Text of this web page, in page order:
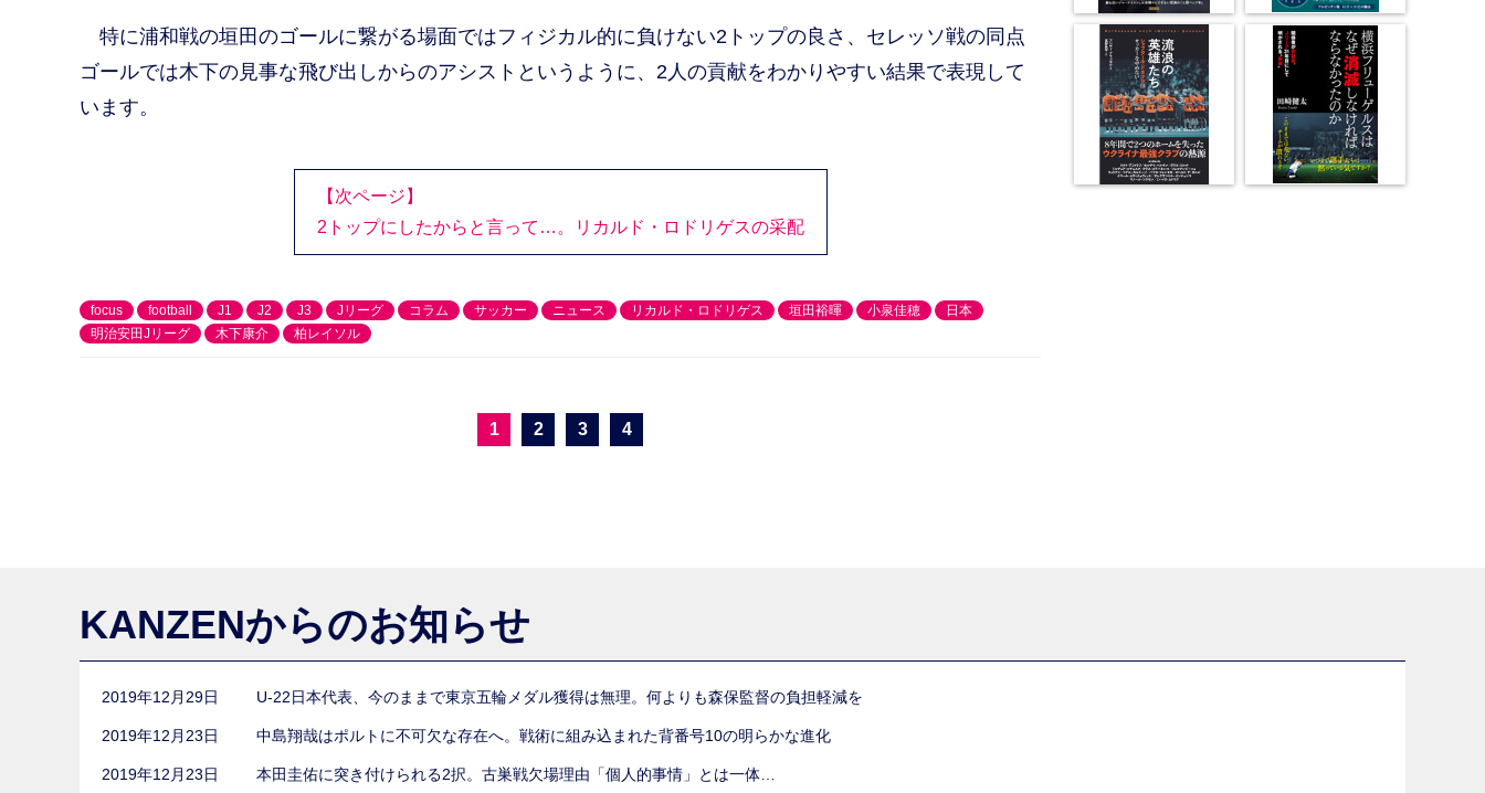
特に浦和戦の垣田のゴールに繋がる場面ではフィジカル的に負けない2トップの良さ、セレッソ戦の同点
ゴールでは木下の見事な飛び出しからのアシストというように、2人の貢献をわかりやすい結果で表現して
います。
【次ページ】
2トップにしたからと言って…。リカルド・ロドリゲスの采配
focus football J1 J2 J3 Jリーグ コラム サッカー ニュース リカルド・ロドリゲス 垣田裕暉 小泉佳穂
日本
明治安田Jリーグ
木下康介 柏レイソル
1 2 3 4
KANZENからのお知らせ
2019年12月29日 U-22日本代表、今のままで東京五輪メダル獲得は無理。何よりも森保監督の負担軽減を
2019年12月23日 中島翔哉はポルトに不可欠な存在へ。戦術に組み込まれた背番号10の明らかな進化
2019年12月23日 本田圭佑に突き付けられる2択。古巣戦欠場理由「個人的事情」とは一体…